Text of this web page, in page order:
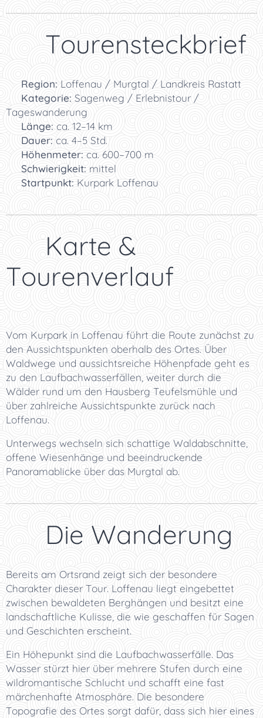
📋 Tourensteckbrief
Region: Loffenau / Murgtal / Landkreis Rastatt
Kategorie: Sagenweg / Erlebnistour /
Tageswanderung
Länge: ca. 12–14 km
Dauer: ca. 4–5 Std.
Höhenmeter: ca. 600–700 m
Schwierigkeit: mittel
Startpunkt: Kurpark Loffenau
🗺️ Karte &
Tourenverlauf
Vom Kurpark in Loffenau führt die Route zunächst zu
den Aussichtspunkten oberhalb des Ortes. Über
Waldwege und aussichtsreiche Höhenpfade geht es
zu den Laufbachwasserfällen, weiter durch die
Wälder rund um den Hausberg Teufelsmühle und
über zahlreiche Aussichtspunkte zurück nach
Loffenau.
Unterwegs wechseln sich schattige Waldabschnitte,
offene Wiesenhänge und beeindruckende
Panoramablicke über das Murgtal ab.
🌲 Die Wanderung
Bereits am Ortsrand zeigt sich der besondere
Charakter dieser Tour. Loffenau liegt eingebettet
zwischen bewaldeten Berghängen und besitzt eine
landschaftliche Kulisse, die wie geschaffen für Sagen
und Geschichten erscheint.
Ein Höhepunkt sind die Laufbachwasserfälle. Das
Wasser stürzt hier über mehrere Stufen durch eine
wildromantische Schlucht und schafft eine fast
märchenhafte Atmosphäre. Die besondere
Topografie des Ortes sorgt dafür, dass sich hier eines